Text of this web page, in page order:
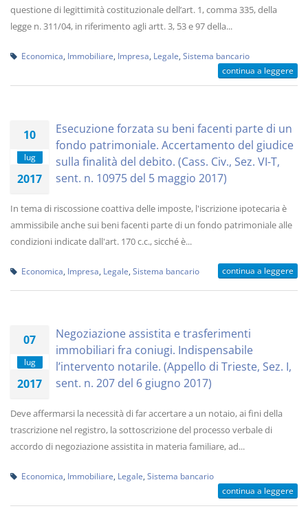
questione di legittimità costituzionale dell’art. 1, comma 335, della
legge n. 311/04, in riferimento agli artt. 3, 53 e 97 della...
Economica Immobiliare Impresa Legale Sistema bancario
continua a leggere
10
lug
2017
Esecuzione forzata su beni facenti parte di un
fondo patrimoniale. Accertamento del giudice
sulla finalità del debito. (Cass. Civ., Sez. VI-T,
sent. n. 10975 del 5 maggio 2017)
In tema di riscossione coattiva delle imposte, l'iscrizione ipotecaria è
ammissibile anche sui beni facenti parte di un fondo patrimoniale alle
condizioni indicate dall'art. 170 c.c., sicché è...
Economica Impresa Legale Sistema bancario continua a leggere
07
lug
2017
Negoziazione assistita e trasferimenti
immobiliari fra coniugi. Indispensabile
l’intervento notarile. (Appello di Trieste, Sez. I,
sent. n. 207 del 6 giugno 2017)
Deve affermarsi la necessità di far accertare a un notaio, ai fini della
trascrizione nel registro, la sottoscrizione del processo verbale di
accordo di negoziazione assistita in materia familiare, ad...
Economica Immobiliare Legale Sistema bancario
continua a leggere